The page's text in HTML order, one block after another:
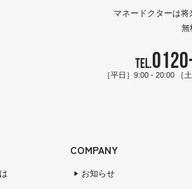
マネードクターは将
無
TEL.
［平日］9:00 - 20:00 ［
COMPANY
お知らせ